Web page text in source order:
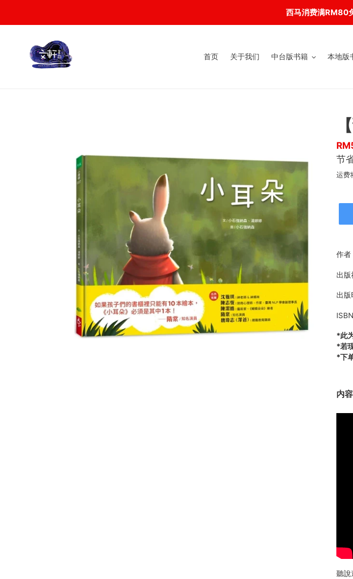
content
西马消费满RM80
首页 关于我们 中台版书籍 本地版
优
惠
价
节
运费
在
添
加
品
您
购
物
车
作者
出
出
*此
*若
*下
内
聽說